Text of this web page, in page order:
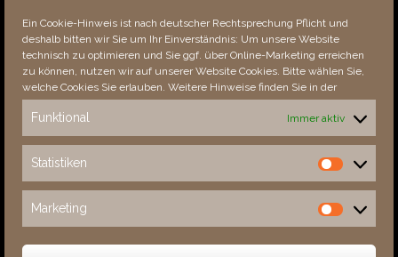
Ein Cookie-Hinweis ist nach deutscher Rechtsprechung Pflicht und
deshalb bitten wir Sie um Ihr Einverständnis: Um unsere Website
technisch zu optimieren und Sie ggf. über Online-Marketing erreichen
zu können, nutzen wir auf unserer Website Cookies. Bitte wählen Sie,
welche Cookies Sie erlauben. Weitere Hinweise finden Sie in der
Funktional Immer aktiv
Statistiken
Statistiken
Marketing
Marketing
Fehler bemerkt?
Besucher seit 08/​2021
This Week
30523